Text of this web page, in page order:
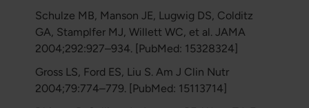
Schulze MB, Manson JE, Lugwig DS, Colditz
GA, Stamplfer MJ, Willett WC, et al. JAMA
2004;292:927–934. [PubMed: 15328324]
Gross LS, Ford ES, Liu S. Am J Clin Nutr
2004;79:774–779. [PubMed: 15113714]